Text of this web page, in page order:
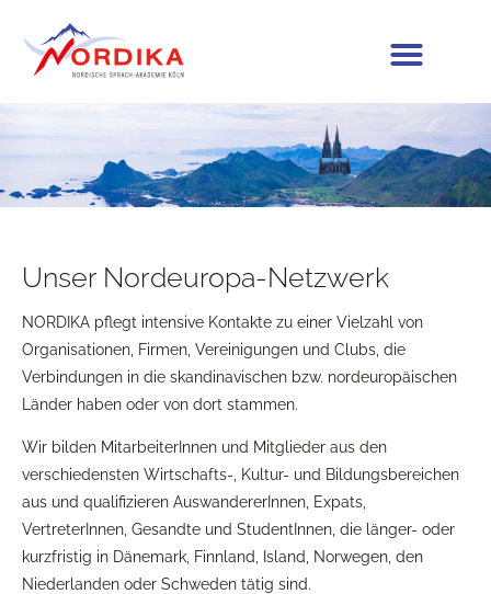
Unser Nordeuropa-Netzwerk
NORDIKA pflegt intensive Kontakte zu einer Vielzahl von
Organisationen, Firmen, Vereinigungen und Clubs, die
Verbindungen in die skandinavischen bzw. nordeuropäischen
Länder haben oder von dort stammen.
Wir bilden MitarbeiterInnen und Mitglieder aus den
verschiedensten Wirtschafts-, Kultur- und Bildungsbereichen
aus und qualifizieren AuswandererInnen, Expats,
VertreterInnen, Gesandte und StudentInnen, die länger- oder
kurzfristig in Dänemark, Finnland, Island, Norwegen, den
Niederlanden oder Schweden tätig sind.